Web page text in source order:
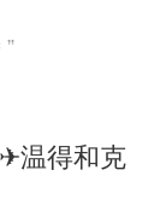
最像外星
沙的动物狂
海岸的末日
温得和克